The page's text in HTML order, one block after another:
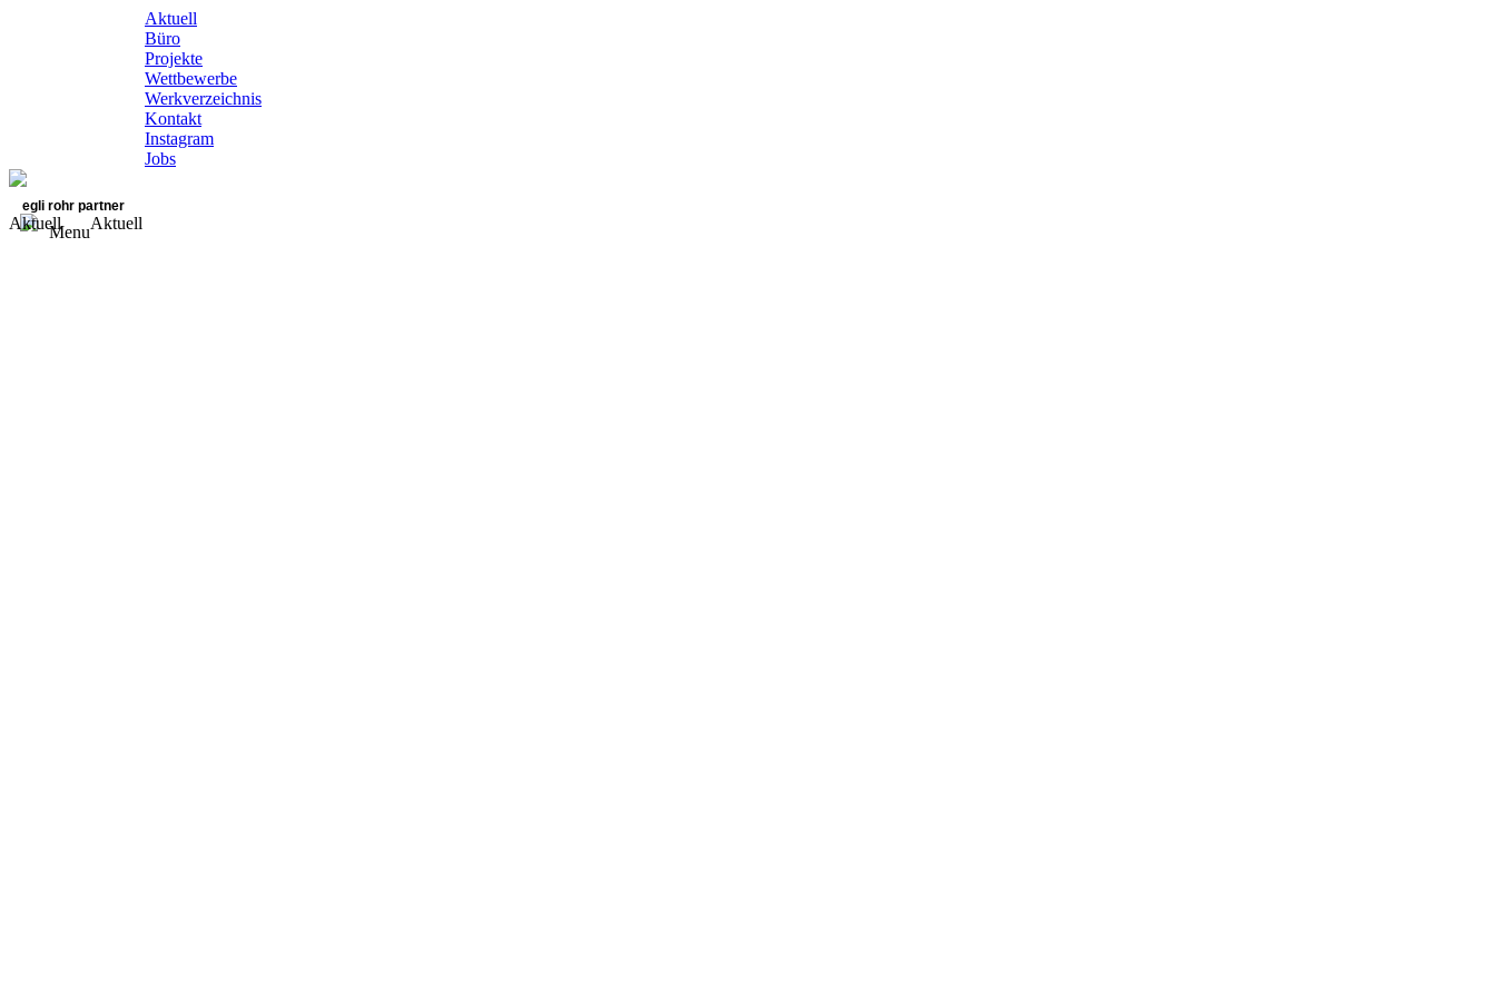
Aktuell
Büro
Projekte
Wettbewerbe
Werkverzeichnis
Kontakt
Instagram
Jobs
egli rohr partner
Menu
Aktuell Aktuell